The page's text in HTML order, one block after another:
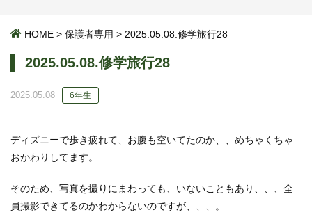
HOME > 保護者専用 > 2025.05.08.修学旅行28
2025.05.08.修学旅行28
2025.05.08 6年生
ディズニーで歩き疲れて、お腹も空いてたのか、、めちゃくちゃ
おかわりしてます。
そのため、写真を撮りにまわっても、いないこともあり、、、全
員撮影できてるのかわからないのですが、、、。